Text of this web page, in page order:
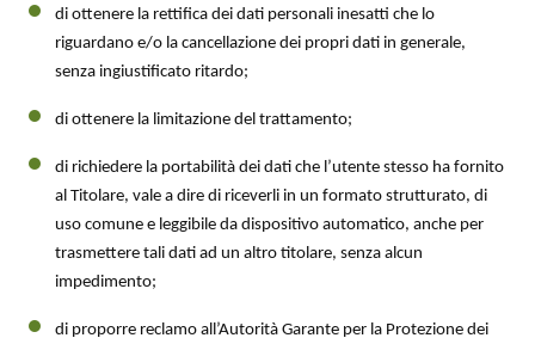
di ottenere la rettifica dei dati personali inesatti che lo
riguardano e/o la cancellazione dei propri dati in generale,
senza ingiustificato ritardo;
di ottenere la limitazione del trattamento;
di richiedere la portabilità dei dati che l’utente stesso ha fornito
al Titolare, vale a dire di riceverli in un formato strutturato, di
uso comune e leggibile da dispositivo automatico, anche per
trasmettere tali dati ad un altro titolare, senza alcun
impedimento;
di proporre reclamo all’Autorità Garante per la Protezione dei